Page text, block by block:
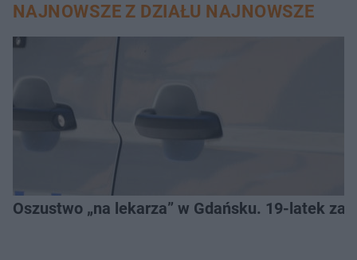
NAJNOWSZE Z DZIAŁU NAJNOWSZE
Oszustwo „na lekarza” w Gdańsku. 19-latek